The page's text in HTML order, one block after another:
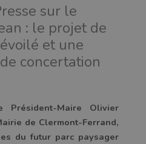
sur le
: le projet de
et une
concertation
Maire Olivier
de Clermont-Ferrand,
du futur parc paysager